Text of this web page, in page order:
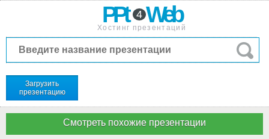
PPt 4 Web
Хостинг презентаций
Загрузить
презентацию